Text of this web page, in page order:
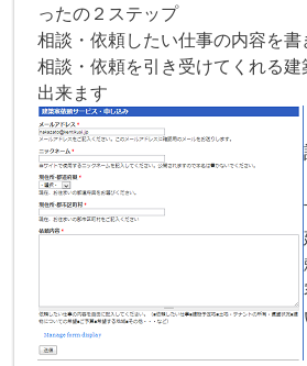
ったの２ステップ
相談・依頼したい仕事の内容を
相談・依頼を引き受けてくれる
出来ます